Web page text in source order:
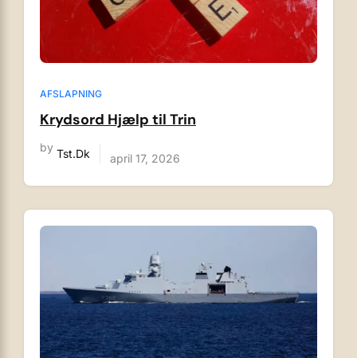
AFSLAPNING
Krydsord Hjælp til Trin
by Tst.dk april 17, 2026